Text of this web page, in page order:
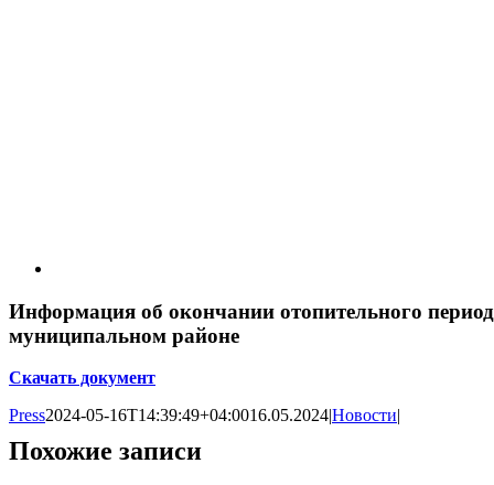
Информация об окончании отопительного
муниципальном районе
Скачать документ
Press2024-05-16T14:39:49+04:0016.05.2024|Новости|
Похожие записи